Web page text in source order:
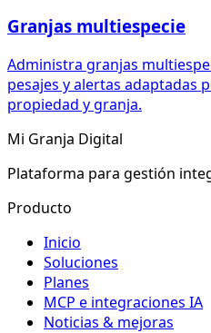
Granjas multiespecie
Administra granjas
pesajes y alertas adaptadas
propiedad y granja.
Mi Granja Digital
Plataforma para gestión
Producto
Inicio
Soluciones
Planes
MCP e integraciones IA
Noticias & mejoras